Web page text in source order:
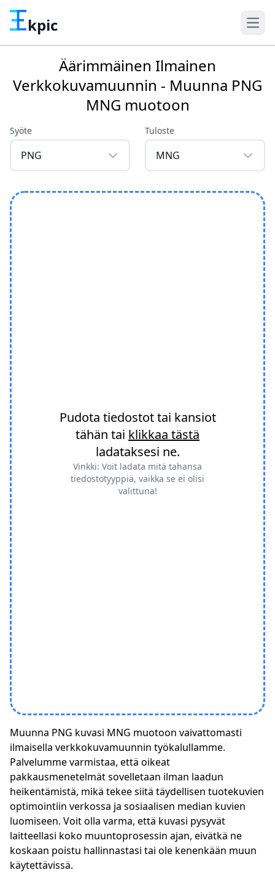
kpic
Äärimmäinen Ilmainen
Verkkokuvamuunnin - Muunna PNG
MNG muotoon
Syöte
PNG
Tuloste
MNG
Pudota tiedostot tai kansiot
tähän tai klikkaa tästä
ladataksesi ne.
Vinkki: Voit ladata mitä tahansa
tiedostotyyppiä, vaikka se ei olisi
valittuna!
Muunna PNG kuvasi MNG muotoon vaivattomasti
ilmaisella verkkokuvamuunnin työkalullamme.
Palvelumme varmistaa, että oikeat
pakkausmenetelmät sovelletaan ilman laadun
heikentämistä, mikä tekee siitä täydellisen tuotekuvien
optimointiin verkossa ja sosiaalisen median kuvien
luomiseen. Voit olla varma, että kuvasi pysyvät
laitteellasi koko muuntoprosessin ajan, eivätkä ne
koskaan poistu hallinnastasi tai ole kenenkään muun
käytettävissä.